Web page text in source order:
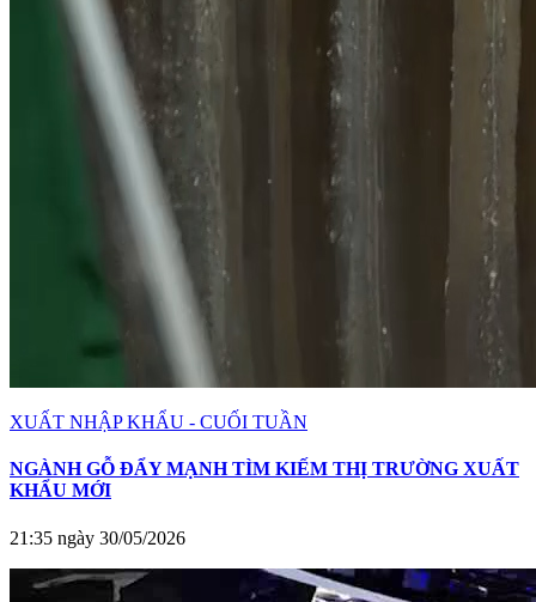
XUẤT NHẬP KHẨU - CUỐI TUẦN
NGÀNH GỖ ĐẨY MẠNH TÌM KIẾM THỊ TRƯỜNG XUẤT
KHẨU MỚI
21:35 ngày 30/05/2026